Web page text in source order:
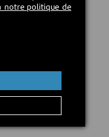
notre politique de